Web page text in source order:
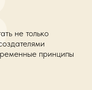
не только
принципы